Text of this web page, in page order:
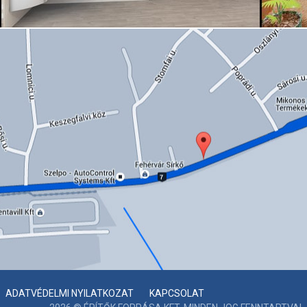
ADATVÉDELMI NYILATKOZAT
KAPCSOLAT